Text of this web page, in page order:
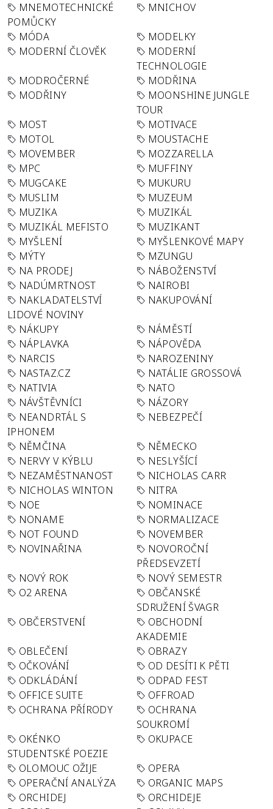
MNEMOTECHNICKÉ
POMŮCKY
MNICHOV
MÓDA
MODELKY
MODERNÍ ČLOVĚK
MODERNÍ
TECHNOLOGIE
MODROČERNÉ
MODŘINA
MODŘINY
MOONSHINE JUNGLE
TOUR
MOST
MOTIVACE
MOTOL
MOUSTACHE
MOVEMBER
MOZZARELLA
MPC
MUFFINY
MUGCAKE
MUKURU
MUSLIM
MUZEUM
MUZIKA
MUZIKÁL
MUZIKÁL MEFISTO
MUZIKANT
MYŠLENÍ
MYŠLENKOVÉ MAPY
MÝTY
MZUNGU
NA PRODEJ
NÁBOŽENSTVÍ
NADÚMRTNOST
NAIROBI
NAKLADATELSTVÍ
LIDOVÉ NOVINY
NAKUPOVÁNÍ
NÁKUPY
NÁMĚSTÍ
NÁPLAVKA
NÁPOVĚDA
NARCIS
NAROZENINY
NASTAZ.CZ
NATÁLIE GROSSOVÁ
NATIVIA
NATO
NÁVŠTĚVNÍCI
NÁZORY
NEANDRTÁL S
IPHONEM
NEBEZPEČÍ
NĚMČINA
NĚMECKO
NERVY V KÝBLU
NESLYŠÍCÍ
NEZAMĚSTNANOST
NICHOLAS CARR
NICHOLAS WINTON
NITRA
NOE
NOMINACE
NONAME
NORMALIZACE
NOT FOUND
NOVEMBER
NOVINAŘINA
NOVOROČNÍ
PŘEDSEVZETÍ
NOVÝ ROK
NOVÝ SEMESTR
O2 ARENA
OBČANSKÉ
SDRUŽENÍ ŠVAGR
OBČERSTVENÍ
OBCHODNÍ
AKADEMIE
OBLEČENÍ
OBRAZY
OČKOVÁNÍ
OD DESÍTI K PĚTI
ODKLÁDÁNÍ
ODPAD FEST
OFFICE SUITE
OFFROAD
OCHRANA PŘÍRODY
OCHRANA
SOUKROMÍ
OKÉNKO
STUDENTSKÉ POEZIE
OKUPACE
OLOMOUC OŽIJE
OPERA
OPERAČNÍ ANALÝZA
ORGANIC MAPS
ORCHIDEJ
ORCHIDEJE